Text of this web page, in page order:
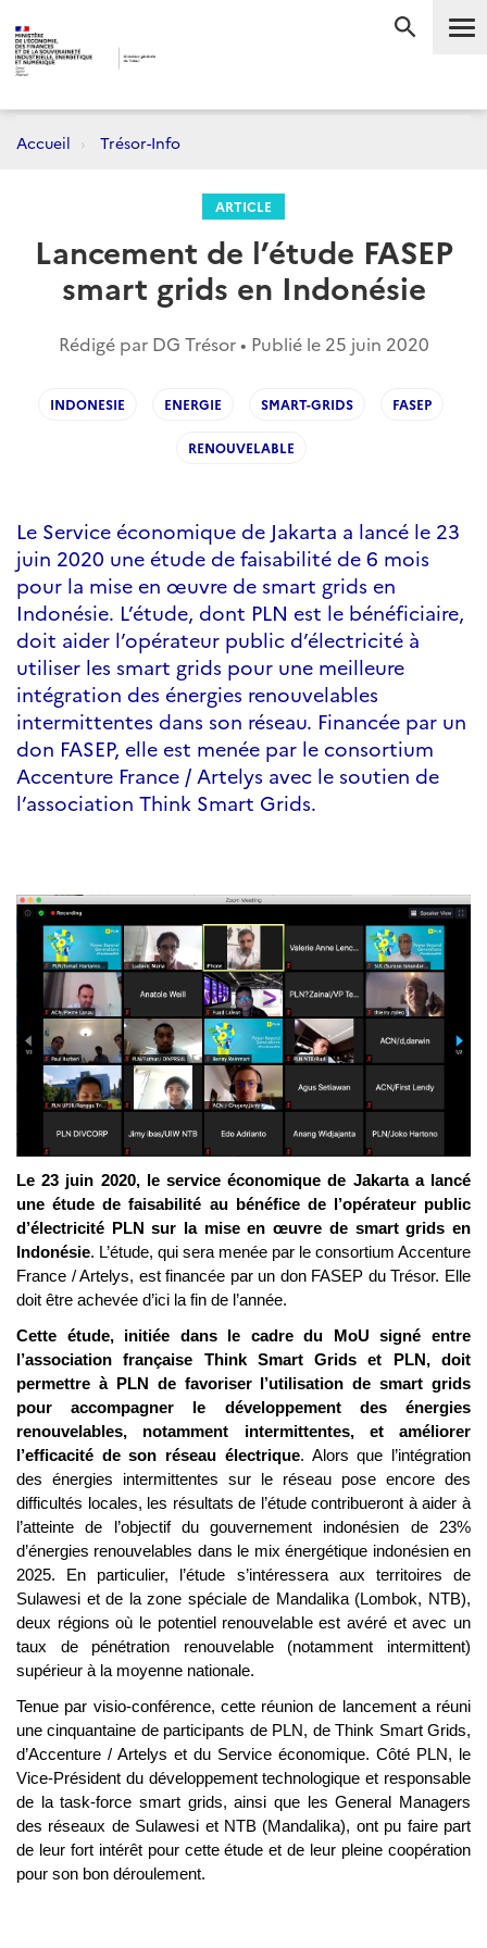
Accueil Trésor-Info
ARTICLE
Lancement de l’étude FASEP
smart grids en Indonésie
Rédigé par DG Trésor • Publié le 25 juin 2020
INDONESIE ENERGIE SMART-GRIDS FASEP
RENOUVELABLE
Le Service économique de Jakarta a lancé le 23
juin 2020 une étude de faisabilité de 6 mois
pour la mise en œuvre de smart grids en
Indonésie. L’étude, dont PLN est le bénéficiaire,
doit aider l’opérateur public d’électricité à
utiliser les smart grids pour une meilleure
intégration des énergies renouvelables
intermittentes dans son réseau. Financée par un
don FASEP, elle est menée par le consortium
Accenture France / Artelys avec le soutien de
l’association Think Smart Grids.
Le 23 juin 2020, le service économique de Jakarta a lancé
une étude de faisabilité au bénéfice de l’opérateur public
d’électricité PLN sur la mise en œuvre de smart grids en
Indonésie. L’étude, qui sera menée par le consortium Accenture
France / Artelys, est financée par un don FASEP du Trésor. Elle
doit être achevée d’ici la fin de l’année.
Cette étude, initiée dans le cadre du MoU signé entre
l’association française Think Smart Grids et PLN, doit
permettre à PLN de favoriser l’utilisation de smart grids
pour accompagner le développement des énergies
renouvelables, notamment intermittentes, et améliorer
l’efficacité de son réseau électrique. Alors que l’intégration
des énergies intermittentes sur le réseau pose encore des
difficultés locales, les résultats de l’étude contribueront à aider à
l’atteinte de l’objectif du gouvernement indonésien de 23%
d’énergies renouvelables dans le mix énergétique indonésien en
2025. En particulier, l’étude s’intéressera aux territoires de
Sulawesi et de la zone spéciale de Mandalika (Lombok, NTB),
deux régions où le potentiel renouvelable est avéré et avec un
taux de pénétration renouvelable (notamment intermittent)
supérieur à la moyenne nationale.
Tenue par visio-conférence, cette réunion de lancement a réuni
une cinquantaine de participants de PLN, de Think Smart Grids,
d’Accenture / Artelys et du Service économique. Côté PLN, le
Vice-Président du développement technologique et responsable
de la task-force smart grids, ainsi que les General Managers
des réseaux de Sulawesi et NTB (Mandalika), ont pu faire part
de leur fort intérêt pour cette étude et de leur pleine coopération
pour son bon déroulement.